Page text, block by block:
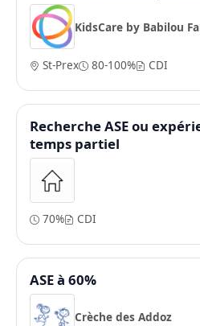
KidsCare by Babilou
St-Prex 80-100% CDI
Recherche ASE ou
temps partiel
70% CDI
ASE à 60%
Crèche des Addoz